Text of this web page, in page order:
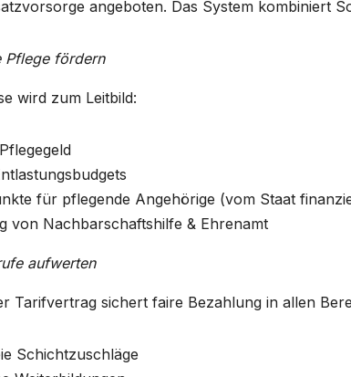
angeboten. Das System kombiniert
Pflege fördern
wird zum Leitbild:
für pflegende Angehörige (vom Staat
von Nachbarschaftshilfe & Ehrenamt
aufwerten
Tarifvertrag sichert faire Bezahlung in allen
Schichtzuschläge